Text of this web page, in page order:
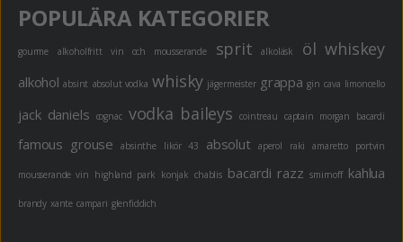
POPULÄRA KATEGORIER
gourme alkoholfritt vin och mousserande sprit alkoläsk öl whiskey
alkohol absint absolut vodka whisky jägermeister grappa gin cava limoncello
jack daniels cognac vodka baileys cointreau captain morgan bacardi
famous grouse absinthe likör 43 absolut aperol raki amaretto portvin
mousserande vin highland park konjak chablis bacardi razz smirnoff kahlua
brandy xante campari glenfiddich